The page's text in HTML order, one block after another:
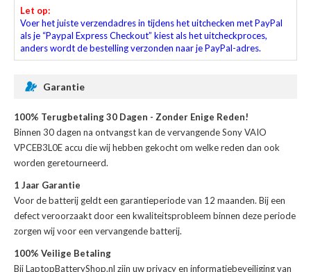
Let op:
Voer het juiste verzendadres in tijdens het uitchecken met PayPal
als je “Paypal Express Checkout” kiest als het uitcheckproces,
anders wordt de bestelling verzonden naar je PayPal-adres.
Garantie
100% Terugbetaling 30 Dagen - Zonder Enige Reden!
Binnen 30 dagen na ontvangst kan devervangende Sony VAIO
VPCEB3L0E accu die wij hebben gekocht om welke reden dan ook
worden geretourneerd.
1 Jaar Garantie
Voor debatterij geldt een garantieperiode van 12 maanden. Bij een
defect veroorzaakt door een kwaliteitsprobleem binnen deze periode
zorgen wij voor een vervangende batterij.
100% Veilige Betaling
Bij LaptopBatteryShop.nl zijn uw privacy en informatiebeveiliging van